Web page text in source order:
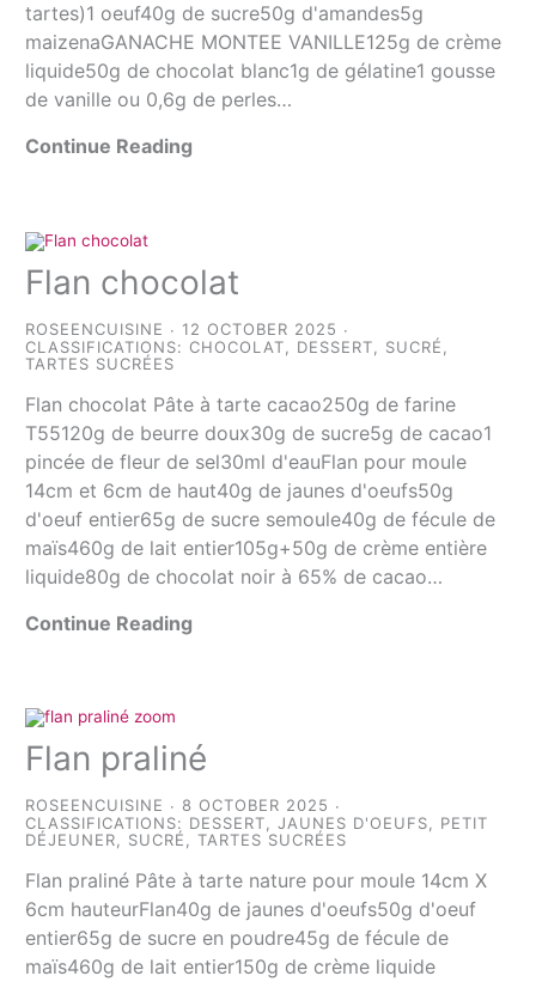
tartes)1 oeuf40g de sucre50g d'amandes5g
maizenaGANACHE MONTEE VANILLE125g de crème
liquide50g de chocolat blanc1g de gélatine1 gousse
de vanille ou 0,6g de perles…
Continue Reading
Flan chocolat
ROSEENCUISINE
12 OCTOBER 2025
CLASSIFICATIONS:CHOCOLAT DESSERT SUCRÉ
TARTES SUCRÉES
Flan chocolat Pâte à tarte cacao250g de farine
T55120g de beurre doux30g de sucre5g de cacao1
pincée de fleur de sel30ml d'eauFlan pour moule
14cm et 6cm de haut40g de jaunes d'oeufs50g
d'oeuf entier65g de sucre semoule40g de fécule de
maïs460g de lait entier105g+50g de crème entière
liquide80g de chocolat noir à 65% de cacao…
Continue Reading
Flan praliné
ROSEENCUISINE
8 OCTOBER 2025
CLASSIFICATIONS: DESSERT ,JAUNES D'OEUFS
PETIT
DÉJEUNER
SUCRÉ ,TARTES SUCRÉES
Flan praliné Pâte à tarte nature pour moule 14cm X
6cm hauteurFlan40g de jaunes d'oeufs50g d'oeuf
entier65g de sucre en poudre45g de fécule de
maïs460g de lait entier150g de crème liquide